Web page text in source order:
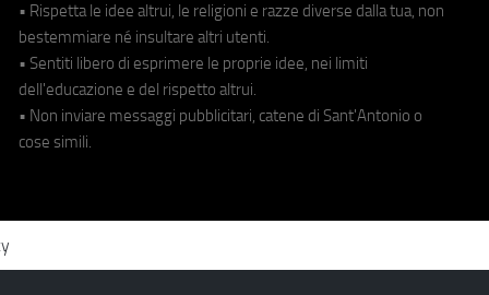
• Rispetta le idee altrui, le religioni e razze diverse dalla tua, non
bestemmiare né insultare altri utenti.
• Sentiti libero di esprimere le proprie idee, nei limiti
dell'educazione e del rispetto altrui.
• Non inviare messaggi pubblicitari, catene di Sant'Antonio o
cose simili.